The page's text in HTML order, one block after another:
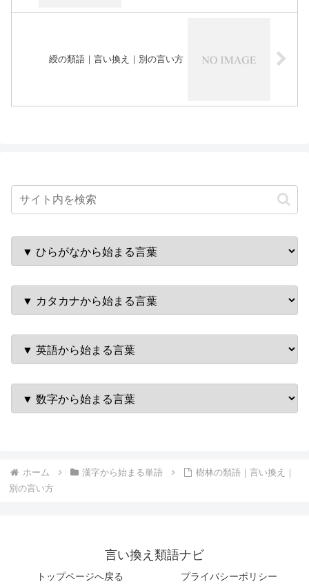
綬の類語｜言い換え｜別の言い方
ホーム 漢字から始まる単語
樹林の類語｜言い換え｜
別の言い方
言い換え類語ナビ
トップページへ戻る プライバシーポリシー